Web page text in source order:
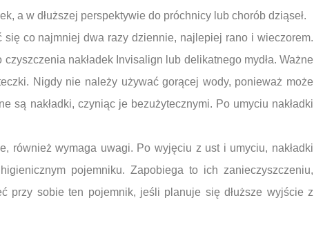
a w dłuższej perspektywie do próchnicy lub chorób dziąseł.
się co najmniej dwa razy dziennie, najlepiej rano i wieczorem.
nakładek Invisalign lub delikatnego mydła. Ważne
Nigdy nie należy używać gorącej wody, ponieważ może
są nakładki, czyniąc je bezużytecznymi. Po umyciu nakładki
również wymaga uwagi. Po wyjęciu z ust i umyciu, nakładki
pojemniku. Zapobiega to ich zanieczyszczeniu,
przy sobie ten pojemnik, jeśli planuje się dłuższe wyjście z